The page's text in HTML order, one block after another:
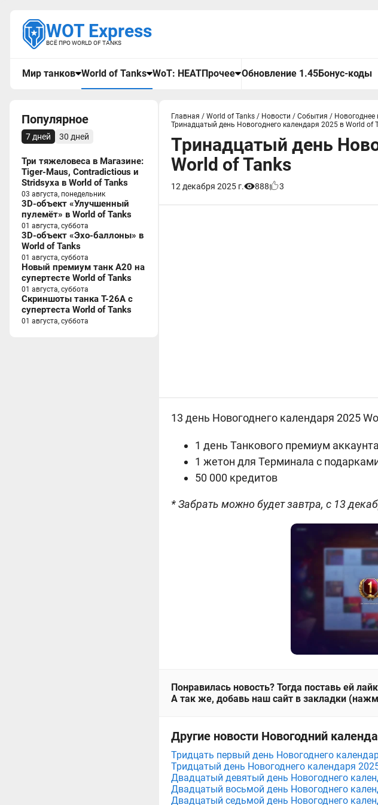
WOT Express
ВСЁ ПРО WORLD OF TANKS
Мир танков World of Tanks WoT: HEATПрочее Обновление 1.45Бонус-коды
Популярное
7 дней 30 дней
Три тяжеловеса в Магазине:
Tiger-Maus, Contradictious и
Stridsyxa в World of Tanks
03 августа, понедельник
3D-объект «Улучшенный
пулемёт» в World of Tanks
01 августа, суббота
3D-объект «Эхо-баллоны» в
World of Tanks
01 августа, суббота
Новый премиум танк A20 на
супертесте World of Tanks
01 августа, суббота
Скриншоты танка T-26A с
супертеста World of Tanks
01 августа, суббота
Главная / World of Tanks / Новости / События / Новогоднее
Тринадцатый день Новогоднего календаря 2025 в World of
Тринадцатый день
World of Tanks
12 декабря 2025 г. 888 3
13 день Новогоднего календаря 2025
1 день Танкового премиум аккаунта
1 жетон для Терминала с
50 000 кредитов
* Забрать можно будет завтра, с 13
Понравилась новость? Тогда поставь ей
А так же, добавь наш сайт в закладки
Другие новости Новогодний
Тридцать первый день Новогоднего
Тридцатый день Новогоднего календаря
Двадцатый девятый день Новогоднего
Двадцатый восьмой день Новогоднего
Двадцатый седьмой день Новогоднего